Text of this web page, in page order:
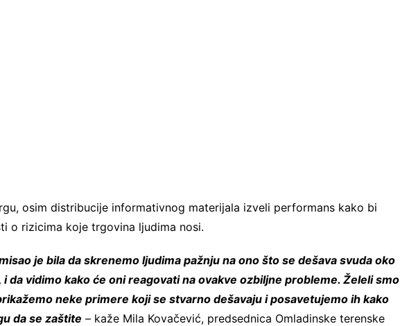
osim distribucije informativnog materijala izveli performans kako bi
o rizicima koje trgovina ljudima nosi.
je bila da skrenemo ljudima pažnju na ono što se dešava svuda oko
i da vidimo kako će oni reagovati na ovakve ozbiljne probleme. Želeli smo
neke primere koji se stvarno dešavaju i posavetujemo ih kako
da se zaštite – kaže Mila Kovačević, predsednica Omladinske terenske